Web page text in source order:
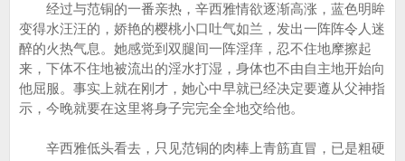
经过与范铜的一番亲热，辛西雅情欲逐渐高涨，蓝色明眸
变得水汪汪的，娇艳的樱桃小口吐气如兰，发出一阵阵令人迷
醉的火热气息。她感觉到双腿间一阵淫痒，忍不住地摩擦起
来，下体不住地被流出的淫水打湿，身体也不由自主地开始向
他屈服。事实上就在刚才，她心中早就已经决定要遵从父神指
示，今晚就要在这里将身子完完全全地交给他。
辛西雅低头看去，只见范铜的肉棒上青筋直冒，已是粗硬